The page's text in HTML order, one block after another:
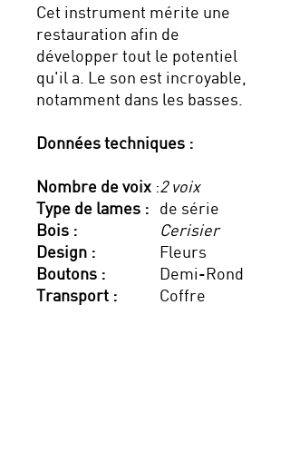
Cet instrument mérite une
restauration afin de
développer tout le potentiel
qu'il a. Le son est incroyable,
notamment dans les basses.
Données techniques :
Nombre de voix :2 voix
Type de lames : de série
Bois :
Cerisier
Design :
Fleurs
Boutons :
Demi-Rond
Transport :
Coffre